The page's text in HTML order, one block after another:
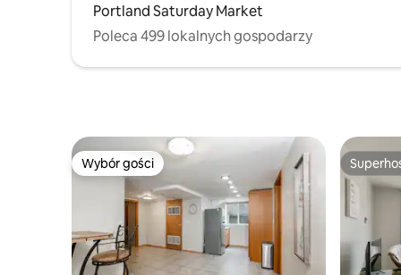
Portland Saturday Market
Poleca 499 lokalnych gospodarzy
Wybór gości
Wybór gości